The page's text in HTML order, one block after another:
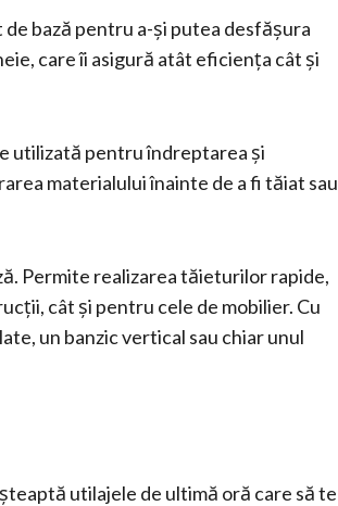
bază pentru a-și putea desfășura
care îi asigură atât eficiența cât și
utilizată pentru îndreptarea și
materialului înainte de a fi tăiat sau
Permite realizarea tăieturilor rapide,
cât și pentru cele de mobilier. Cu
un banzic vertical sau chiar unul
utilajele de ultimă oră care să te